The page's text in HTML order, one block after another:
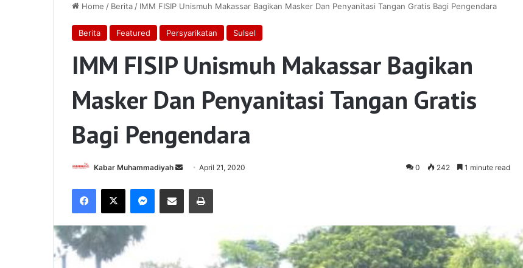
Home / Berita / IMM FISIP Unismuh Makassar Bagikan Masker Dan Penyanitasi Tangan Gratis Bagi Pengendara
Berita Featured Persyarikatan Sulsel
IMM FISIP Unismuh Makassar Bagikan
Masker Dan Penyanitasi Tangan Gratis
Bagi Pengendara
Kabar Muhammadiyah
Send
email
April 21, 2020 0 242 1 minute read
Facebook
X Messenger
Share via Email Print